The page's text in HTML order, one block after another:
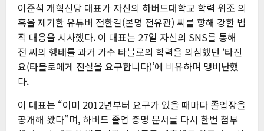
이준석 개혁신당 대표가 자신의 하버드대학교 학력 위조 의
혹을 제기한 유튜버 전한길(본명 전유관) 씨를 향해 강한 법
적 대응을 시사했다. 이 대표는 27일 자신의 SNS를 통해
전 씨의 행태를 과거 가수 타블로의 학력을 의심했던 ‘타진
요(타블로에게 진실을 요구합니다)’에 비유하며 맹비난했
다.
이 대표는 “이미 2012년부터 요구가 있을 때마다 졸업장을
공개해 왔다”며, 하버드 졸업 증명 문서를 다시 한번 첨부